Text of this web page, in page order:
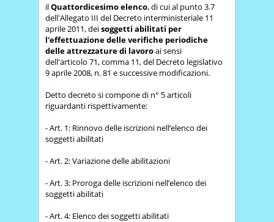
ilQuattordicesimo elenco, di cui al punto 3.7
dell'Allegato III del Decreto interministeriale 11
aprile 2011, deisoggetti abilitati per
l'effettuazione delle verifiche periodiche
delle attrezzature di lavoroai sensi
dell'articolo 71, comma 11, del Decreto legislativo
9 aprile 2008, n. 81 e successive modificazioni.
Detto decreto si compone di n° 5 articoli
riguardanti rispettivamente:
- Art. 1: Rinnovo delle iscrizioni nell’elenco dei
soggetti abilitati
- Art. 2: Variazione delle abilitazioni
- Art. 3: Proroga delle iscrizioni nell’elenco dei
soggetti abilitati
- Art. 4: Elenco dei soggetti abilitati